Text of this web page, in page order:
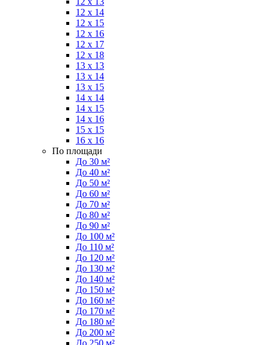
12 x 14
12 x 15
12 x 16
12 x 17
12 x 18
13 x 13
13 x 14
13 x 15
14 x 14
14 x 15
14 x 16
15 x 15
16 x 16
По площади
До 30 м²
До 40 м²
До 50 м²
До 60 м²
До 70 м²
До 80 м²
До 90 м²
До 100 м²
До 110 м²
До 120 м²
До 130 м²
До 140 м²
До 150 м²
До 160 м²
До 170 м²
До 180 м²
До 200 м²
До 250 м²